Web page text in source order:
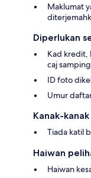
Maklumat
Diperlukan
Kad kredit,
caj
ID foto
Umur
Kanak-kanak
Tiada katil
Haiwan
Haiwan